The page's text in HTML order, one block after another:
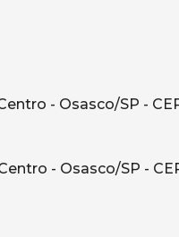
- Osasco/SP -
- Osasco/SP -